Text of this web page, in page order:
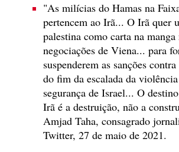
"As milícias do Hamas na
pertencem ao Irã... O Irã quer
palestina como carta na manga
negociações de Viena... para
suspenderem as sanções
do fim da escalada da
segurança de Israel... O
Irã é a destruição, não a
Amjad Taha, consagrado
Twitter, 27 de maio de 2021.